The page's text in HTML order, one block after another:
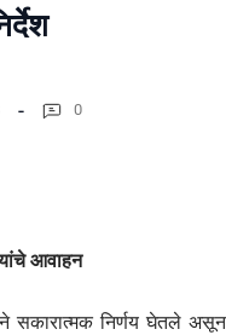
0
आवाहन
सकारात्मक निर्णय घेतले असून